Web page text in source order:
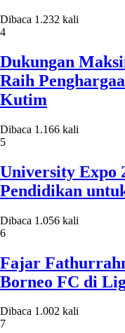
Dibaca 1.232 kali
4
Dukungan
Raih
Kutim
Dibaca 1.166 kali
5
University Expo
Pendidikan
Dibaca 1.056 kali
6
Fajar
Borneo FC di
Dibaca 1.002 kali
7